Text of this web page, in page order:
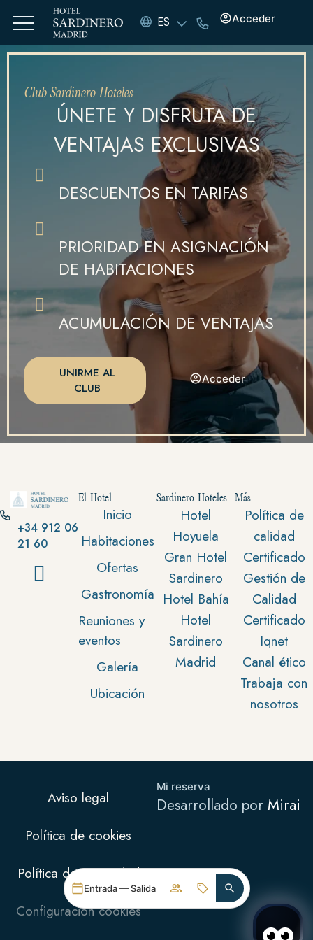
ES Acceder
Entrada — Salida
Club Sardinero Hoteles
ÚNETE Y DISFRUTA DE
VENTAJAS EXCLUSIVAS
DESCUENTOS EN TARIFAS
PRIORIDAD EN ASIGNACIÓN
DE HABITACIONES
ACUMULACIÓN DE VENTAJAS
UNIRME AL
CLUB
Acceder
+34 912 06
21 60
El Hotel
Inicio
Habitaciones
Ofertas
Gastronomía
Reuniones y
eventos
Galería
Ubicación
Sardinero Hoteles
Hotel
Hoyuela
Gran Hotel
Sardinero
Hotel Bahía
Hotel
Sardinero
Madrid
Más
Política de
calidad
Certificado
Gestión de
Calidad
Certificado
Iqnet
Canal ético
Trabaja con
nosotros
Aviso legal
Política de cookies
Política de privacidad
Configuración cookies
Mi reserva
Desarrollado por Mirai